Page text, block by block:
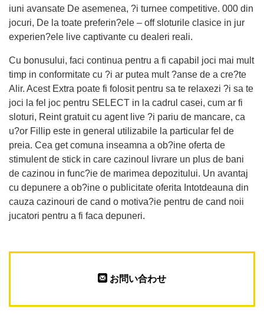
iuni avansate De asemenea, ?i turnee competitive. 000 din
jocuri, De la toate preferin?ele – off sloturile clasice in jur
experien?ele live captivante cu dealeri reali.
Cu bonusului, faci continua pentru a fi capabil joci mai mult
timp in conformitate cu ?i ar putea mult ?anse de a cre?te
Alir. Acest Extra poate fi folosit pentru sa te relaxezi ?i sa te
joci la fel joc pentru SELECT in la cadrul casei, cum ar fi
sloturi, Reint gratuit cu agent live ?i pariu de mancare, ca
u?or Fillip este in general utilizabile la particular fel de
preia. Cea get comuna inseamna a ob?ine oferta de
stimulent de stick in care cazinoul livrare un plus de bani
de cazinou in func?ie de marimea depozitului. Un avantaj
cu depunere a ob?ine o publicitate oferita Intotdeauna din
cauza cazinouri de cand o motiva?ie pentru de cand noii
jucatori pentru a fi faca depuneri.
お問い合わせ